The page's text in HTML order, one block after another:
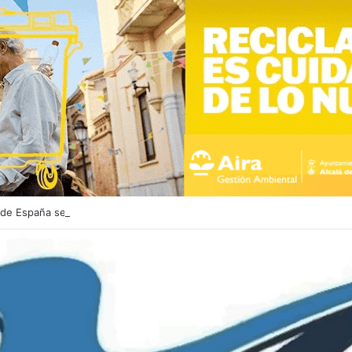
España se vende en una gasolinera de Alcalá